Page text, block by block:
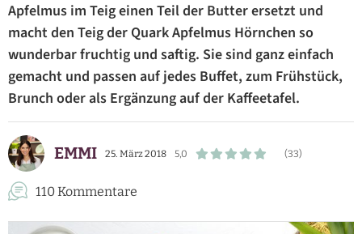
Apfelmus im Teig einen Teil der Butter ersetzt und
macht den Teig der Quark Apfelmus Hörnchen so
wunderbar fruchtig und saftig. Sie sind ganz einfach
gemacht und passen auf jedes Buffet, zum Frühstück,
Brunch oder als Ergänzung auf der Kaffeetafel.
EMMI 25. März 2018 5,0 (33)
110 Kommentare